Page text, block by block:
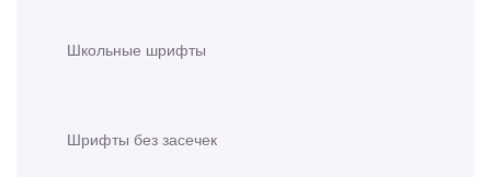
Школьные шрифты
Шрифты без засечек